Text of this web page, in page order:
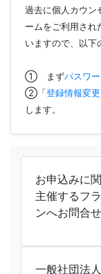
過去に個人カウン
ームをご利用され
いますので、以下
① まずパスワ
②「登録情報変
します。
お申込みに
主催するフ
ンへお問合
一般社団法